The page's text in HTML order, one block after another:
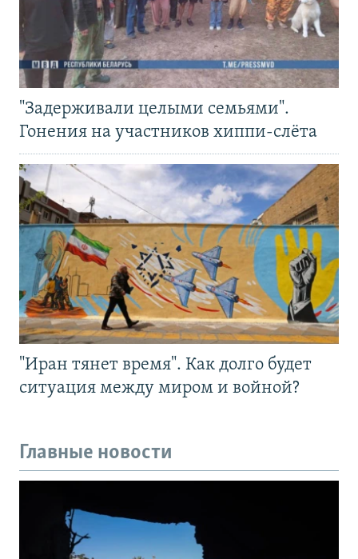
"Задерживали целыми семьями".
Гонения на участников хиппи-слёта
"Иран тянет время". Как долго будет
ситуация между миром и войной?
Главные новости